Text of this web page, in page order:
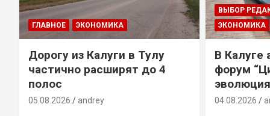
ГЛАВНОЕ ЭКОНОМИКА
Дорогу из Калуги в Тулу
частично расширят до 4
полос
05.08.2026 andrey
ВЫБОР
ЭКОНОМИКА
В Калуге
форум
04.08.2026